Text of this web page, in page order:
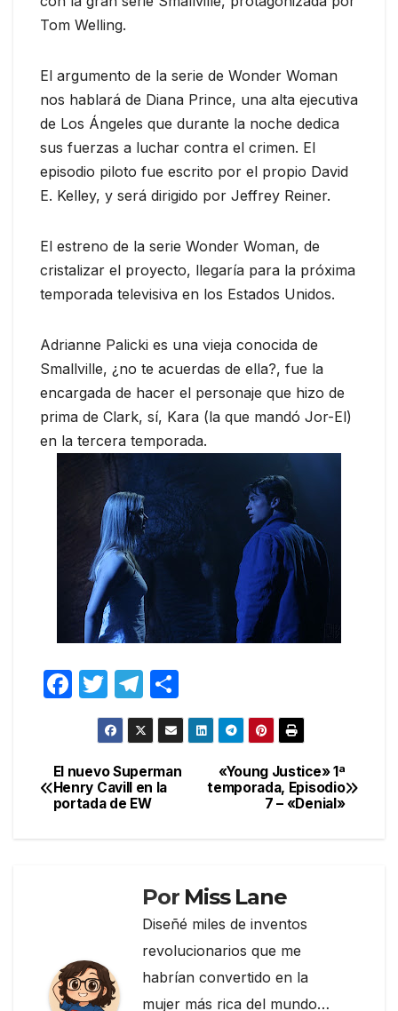
Tom Welling.
El argumento de la serie de Wonder Woman
nos hablará de Diana Prince, una alta ejecutiva
de Los Ángeles que durante la noche dedica
sus fuerzas a luchar contra el crimen. El
episodio piloto fue escrito por el propio David
E. Kelley, y será dirigido por Jeffrey Reiner.
El estreno de la serie Wonder Woman, de
cristalizar el proyecto, llegaría para la próxima
temporada televisiva en los Estados Unidos.
Adrianne Palicki es una vieja conocida de
Smallville, ¿no te acuerdas de ella?, fue la
encargada de hacer el personaje que hizo de
prima de Clark, sí, Kara (la que mandó Jor-El)
en la tercera temporada.
F
e
b
T
w
itt
er
T
el
e
gr
a
o
m
p
Navegación
de
«Young Justice» 1ª
temporada, Episodio
7 – «Denial»
El nuevo Superman
Henry Cavill en la
portada de EW
Por Miss Lane
Diseñé miles de inventos
revolucionarios que me
habrían convertido en la
mujer más rica del mundo…